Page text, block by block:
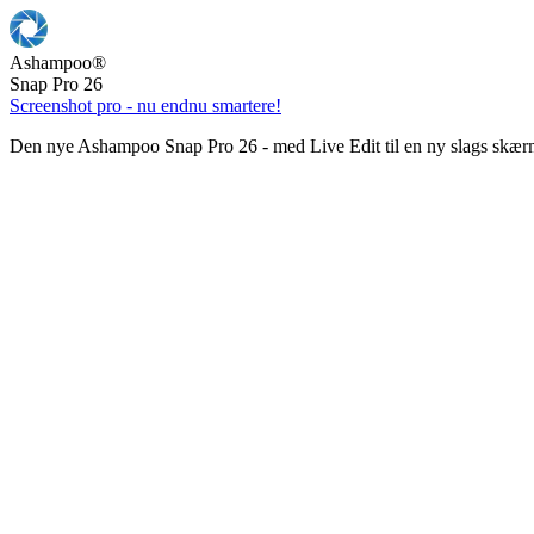
Ashampoo®
Snap Pro 26
Screenshot pro - nu endnu smartere!
Den nye Ashampoo Snap Pro 26 - med Live Edit til en ny slags